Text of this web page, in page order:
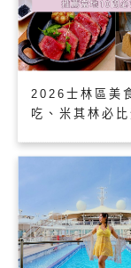
2026士林區美
吃、米其林必